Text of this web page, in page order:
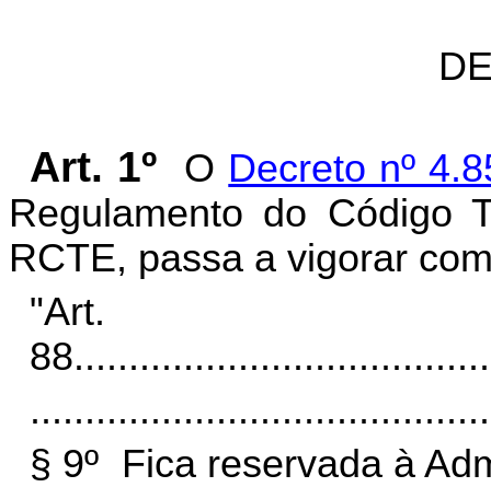
Art. 1º O Decreto nº
Regulamento do Código
RCTE, passa a vigorar
"Art.
88.
§ 9º Fica reservada à